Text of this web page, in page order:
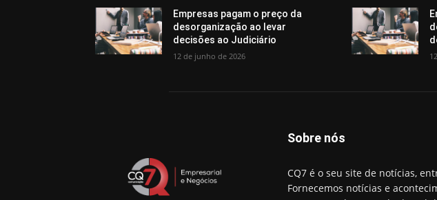
Empresas pagam o preço da
desorganização ao levar
decisões ao Judiciário
12 de junho de 2026
Sobre nós
CQ7 é o seu site de notícias,
Fornecemos notícias e